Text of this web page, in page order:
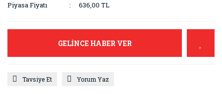
Piyasa Fiyatı
636,00 TL
GELİNCE HABER VER
Tavsiye Et Yorum Yaz